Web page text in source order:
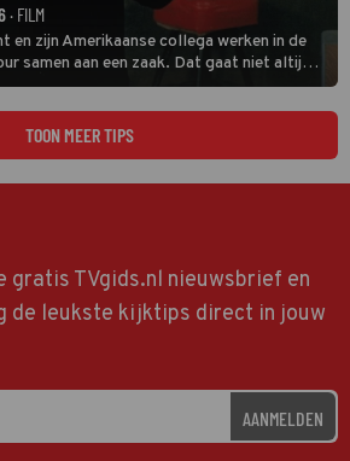
· FILM
en zijn Amerikaanse collega werken in de
samen aan een zaak. Dat gaat niet altijd
TOON MEER TIPS
gratis TVgids.nl nieuwsbrief en
de leukste kijktips direct in jouw
AANMELDEN